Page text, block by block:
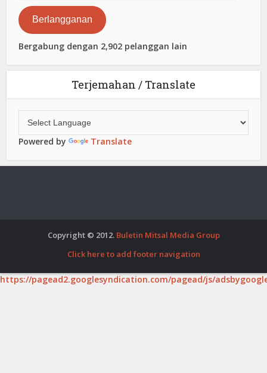
Elektronik
Berlangganan
Bergabung dengan 2,902 pelanggan lain
Terjemahan / Translate
Powered by Translate
Copyright © 2012. Buletin Mitsal Media Group
Click here to add footer navigation
https://pagead2.googlesyndication.com/pagead/js/